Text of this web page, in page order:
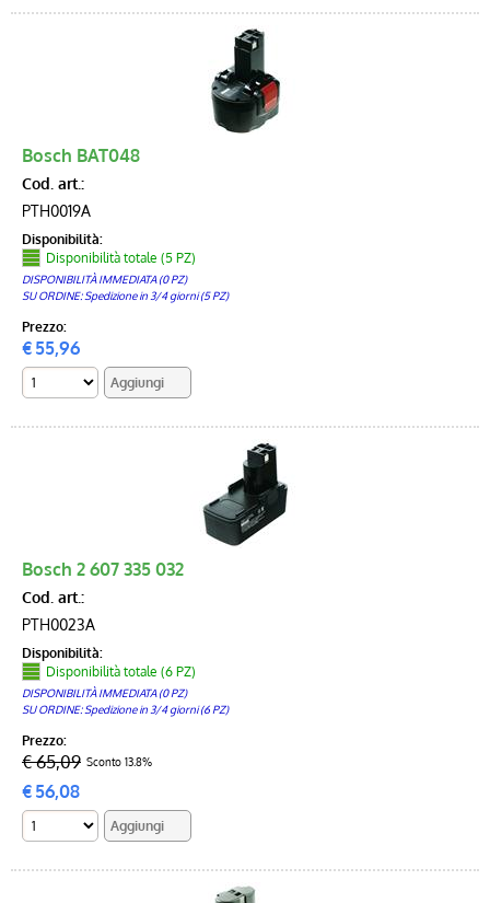
Bosch BAT048
Cod. art.:
PTH0019A
Disponibilità:
Disponibilità totale (5 PZ)
DISPONIBILITÀ IMMEDIATA (0 PZ)
SU ORDINE: Spedizione in 3/4 giorni (5 PZ)
Prezzo:
€55,96
Bosch 2 607 335 032
Cod. art.:
PTH0023A
Disponibilità:
Disponibilità totale (6 PZ)
DISPONIBILITÀ IMMEDIATA (0 PZ)
SU ORDINE: Spedizione in 3/4 giorni (6 PZ)
Prezzo:
€ 65,09 Sconto 13.8%
€56,08